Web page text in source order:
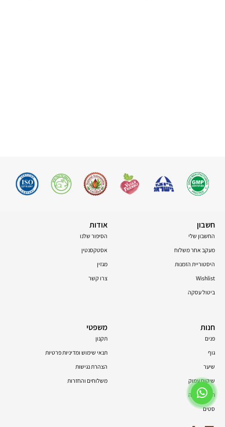
חשבון
החשבון שלי
מעקב אחר משלוח
היסטוריית הזמנות
Wishlist
ביטול עסקה
אודות
הסיפור שלנו
אסטקסנטין
מגזין
צרו קשר
חנות
פנים
גוף
שיער
שיקום עמוק
תוספי תזונה
סטים
משפטי
תקנון
תנאי שימוש ומדיניות פרטיות
הצהרת נגישות
משלוחים והחזרות